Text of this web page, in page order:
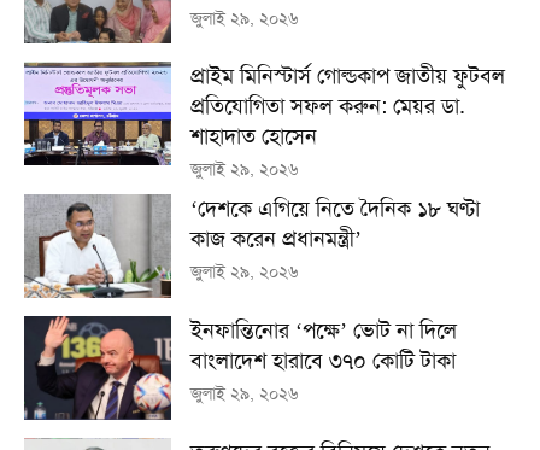
জুলাই ২৯, ২০২৬
প্রাইম মিনিস্টার্স গোল্ডকাপ জাতীয় ফুটবল
প্রতিযোগিতা সফল করুন: মেয়র ডা.
শাহাদাত হোসেন
জুলাই ২৯, ২০২৬
‘দেশকে এগিয়ে নিতে দৈনিক ১৮ ঘণ্টা
কাজ করেন প্রধানমন্ত্রী’
জুলাই ২৯, ২০২৬
ইনফান্তিনোর ‘পক্ষে’ ভোট না দিলে
বাংলাদেশ হারাবে ৩৭০ কোটি টাকা
জুলাই ২৯, ২০২৬